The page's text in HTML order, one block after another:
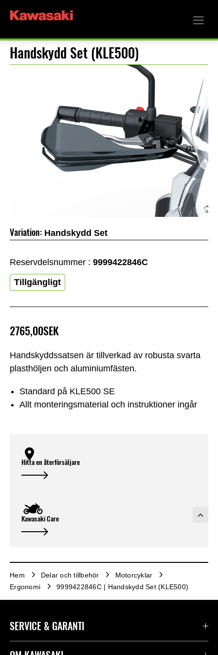
Handskydd Set (KLE500)
Handskyddssatsen är tillverkad av robusta svarta
plasthöljen och aluminiumfästen.
Standard på KLE500 SE
Allt monteringsmaterial och instruktioner ingår
2765,00SEK
Variation: Handskydd Set
Reservdelsnummer : 9999422846C
Tillgängligt
Hitta en återförsäljare
Kawasaki Care
Hem Delar och tillbehör
Motorcyklar
Ergonomi
9999422846C | Handskydd Set (KLE500)
SERVICE & GARANTI
Kontakta oss